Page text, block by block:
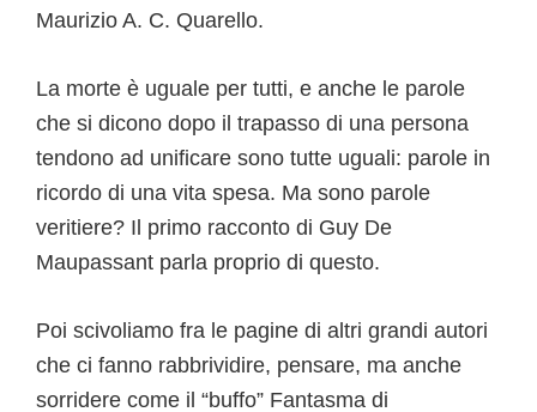
Maurizio A. C. Quarello.
La morte è uguale per tutti, e anche le parole
che si dicono dopo il trapasso di una persona
tendono ad unificare sono tutte uguali: parole in
ricordo di una vita spesa. Ma sono parole
veritiere? Il primo racconto di Guy De
Maupassant parla proprio di questo.
Poi scivoliamo fra le pagine di altri grandi autori
che ci fanno rabbrividire, pensare, ma anche
sorridere come il “buffo” Fantasma di